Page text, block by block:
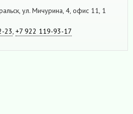
ул. Мичурина, 4, офис 11, 1
23 +7 922 119-93-17